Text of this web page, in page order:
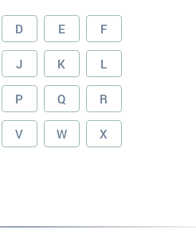
D E F
J K L
P Q R
V W X